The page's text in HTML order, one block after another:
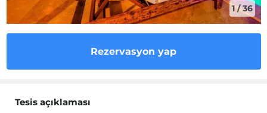
1 /36
Rezervasyon yap
Tesis açıklaması